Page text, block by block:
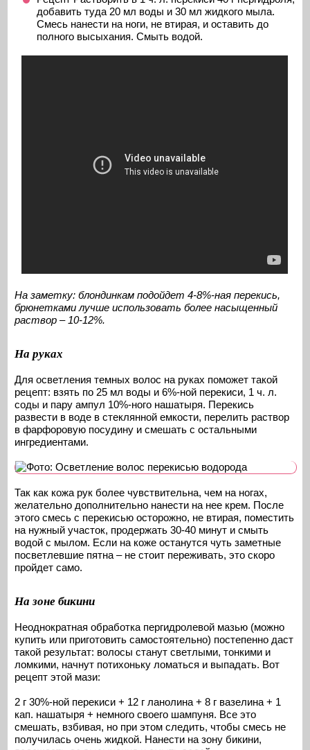
добавить туда 20 мл воды и 30 мл жидкого мыла.
Смесь нанести на ноги, не втирая, и оставить до
полного высыхания. Смыть водой.
На заметку: блондинкам подойдет 4-8%-ная перекись,
брюнетками лучше использовать более насыщенный
раствор – 10-12%.
На руках
Для осветления темных волос на руках поможет такой
рецепт: взять по 25 мл воды и 6%-ной перекиси, 1 ч. л.
соды и пару ампул 10%-ного нашатыря. Перекись
развести в воде в стеклянной емкости, перелить раствор
в фарфоровую посудину и смешать с остальными
ингредиентами.
Так как кожа рук более чувствительна, чем на ногах,
желательно дополнительно нанести на нее крем. После
этого смесь с перекисью осторожно, не втирая, поместить
на нужный участок, продержать 30-40 минут и смыть
водой с мылом. Если на коже останутся чуть заметные
посветлевшие пятна – не стоит переживать, это скоро
пройдет само.
На зоне бикини
Неоднократная обработка пергидролевой мазью (можно
купить или приготовить самостоятельно) постепенно даст
такой результат: волосы станут светлыми, тонкими и
ломкими, начнут потихоньку ломаться и выпадать. Вот
рецепт этой мази:
2 г 30%-ной перекиси + 12 г ланолина + 8 г вазелина + 1
кап. нашатыря + немного своего шампуня. Все это
смешать, взбивая, но при этом следить, чтобы смесь не
получилась очень жидкой. Нанести на зону бикини,